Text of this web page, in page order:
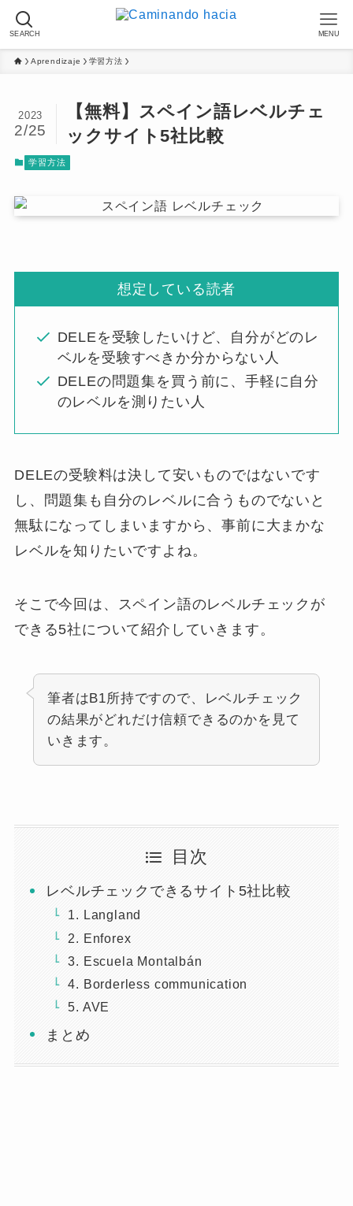
SEARCH MENU
Aprendizaje 学習方法
【無料】スペイン語レベルチェ
ックサイト5社比較
2023
2/25
学習方法
想定している読者
DELEを受験したいけど、自分がどのレ
ベルを受験すべきか分からない人
DELEの問題集を買う前に、手軽に自分
のレベルを測りたい人
DELEの受験料は決して安いものではないです
し、問題集も自分のレベルに合うものでないと
無駄になってしまいますから、事前に大まかな
レベルを知りたいですよね。
そこで今回は、スペイン語のレベルチェックが
できる5社について紹介していきます。
筆者はB1所持ですので、レベルチェック
の結果がどれだけ信頼できるのかを見て
いきます。
目次
レベルチェックできるサイト5社比較
1. Langland
2. Enforex
3. Escuela Montalbán
4. Borderless communication
5. AVE
まとめ